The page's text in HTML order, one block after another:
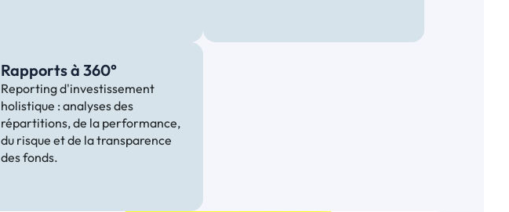
Rapports à 360°
Reporting d'investissement
holistique : analyses des
répartitions, de la performance,
du risque et de la transparence
des fonds.